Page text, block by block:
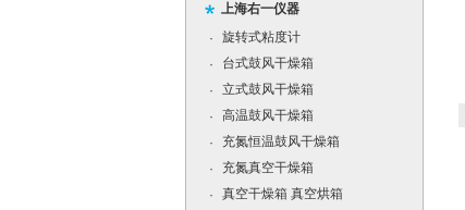
上海右一仪器
·
旋转式粘度计
·
台式鼓风干燥箱
·
立式鼓风干燥箱
·
高温鼓风干燥箱
·
充氮恒温鼓风干燥箱
·
充氮真空干燥箱
·
真空干燥箱 真空烘箱